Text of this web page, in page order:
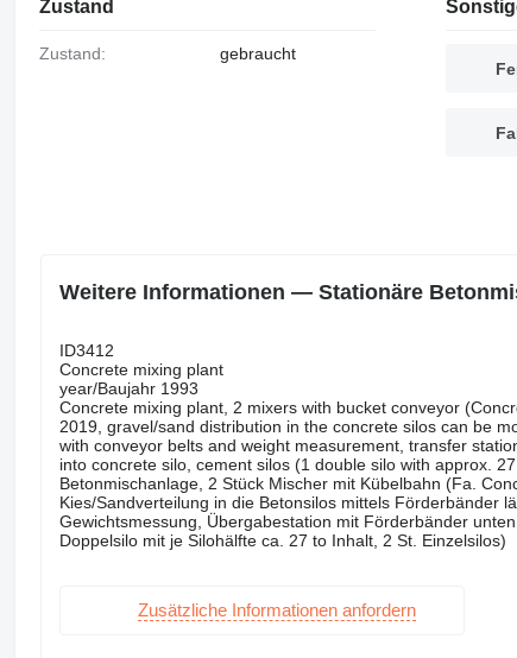
Zustand
Zustand: gebraucht
Weitere Informationen — Stationäre
ID3412
Concrete mixing plant
year/Baujahr 1993
Concrete mixing plant, 2 mixers with bucket conveyor
2019, gravel/sand distribution in the concrete silos can be
with conveyor belts and weight measurement, transfer
into concrete silo, cement silos (1 double silo with approx.
Betonmischanlage, 2 Stück Mischer mit Kübelbahn (Fa.
Kies/Sandverteilung in die Betonsilos mittels Förderbänder
Gewichtsmessung, Übergabestation mit Förderbänder
Doppelsilo mit je Silohälfte ca. 27 to Inhalt, 2 St. Einzelsilos)
Zusätzliche Informationen anfordern